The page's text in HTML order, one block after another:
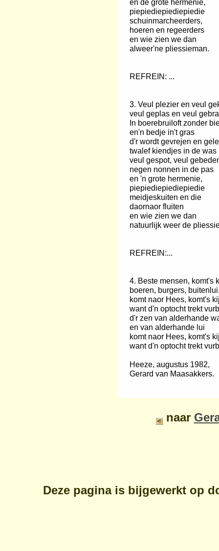
en de grote hermenie,
piepiediepiediepiedie
schuinmarcheerders,
hoeren en regeerders
en wie zien we dan
alweer'ne pliessieman.
REFREIN: ...
3. Veul plezier en veul
veul geplas en veul
In boerebruiloft zonder
en'n bedje in't gras
d'r wordt gevrejen en
twalef kiendjes in de was
veul gespot, veul
negen nonnen in de pas
en 'n grote hermenie,
piepiediepiediepiedie
meidjeskuiten en die
daornaor fluiten
en wie zien we dan
natuurlijk weer de
REFREIN:...
4. Beste mensen, komt's
boeren, burgers,
komt naor Hees, komt's
want d'n optocht trekt
d'r zen van alderhande
en van alderhande lui
komt naor Hees, komt's
want d'n optocht trekt
Heeze, augustus 1982,
Gerard van Maasakkers.
naar
Deze pagina is bijgewerkt op